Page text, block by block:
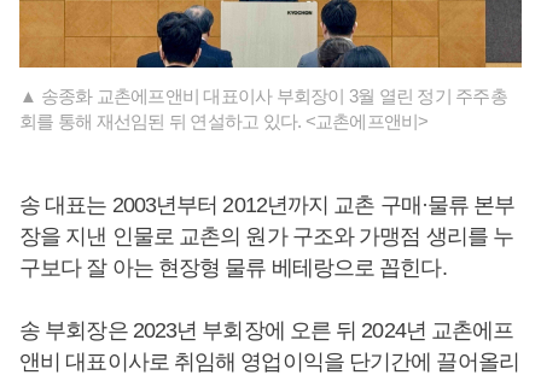
▲ 송종화 교촌에프앤비 대표이사 부회장이 3월 열린 정기 주주총
회를 통해 재선임된 뒤 연설하고 있다. <교촌에프앤비>
송 대표는 2003년부터 2012년까지 교촌 구매·물류 본부
장을 지낸 인물로 교촌의 원가 구조와 가맹점 생리를 누
구보다 잘 아는 현장형 물류 베테랑으로 꼽힌다.
송 부회장은 2023년 부회장에 오른 뒤 2024년 교촌에프
앤비 대표이사로 취임해 영업이익을 단기간에 끌어올리